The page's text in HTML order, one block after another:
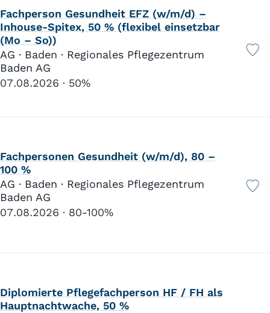
Fachperson Gesundheit EFZ (w/m/d) –
Inhouse-Spitex, 50 % (flexibel einsetzbar
(Mo – So))
AG · Baden · Regionales Pflegezentrum
Baden AG
07.08.2026
50%
Fachpersonen Gesundheit (w/m/d), 80 –
100 %
AG · Baden · Regionales Pflegezentrum
Baden AG
07.08.2026
80-100%
Diplomierte Pflegefachperson HF / FH als
Hauptnachtwache, 50 %